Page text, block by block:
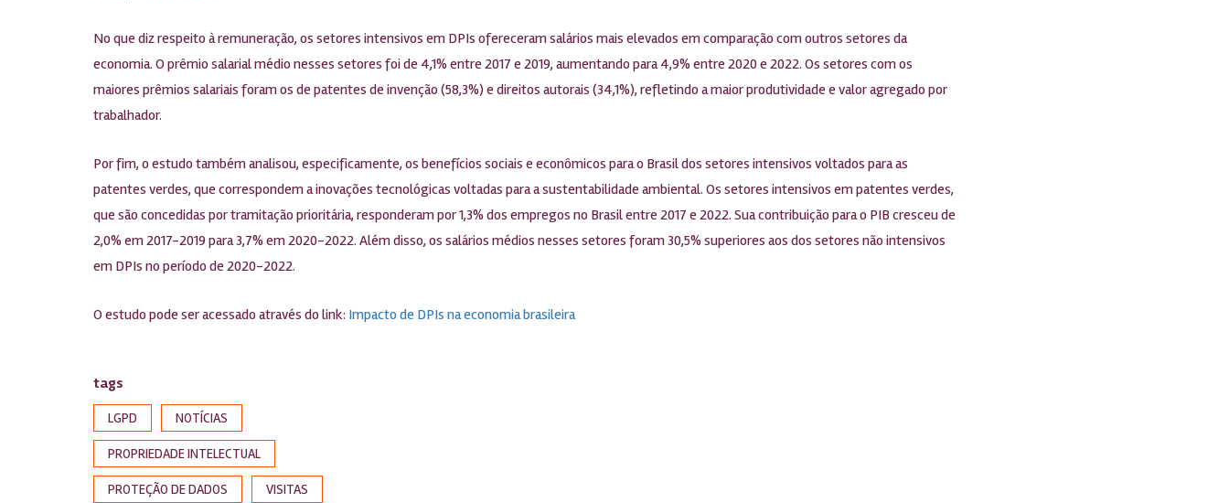
No que diz respeito à remuneração, os setores intensivos em DPIs ofereceram salários mais elevados em comparação com outros setores da
economia. O prêmio salarial médio nesses setores foi de 4,1% entre 2017 e 2019, aumentando para 4,9% entre 2020 e 2022. Os setores com os
maiores prêmios salariais foram os de patentes de invenção (58,3%) e direitos autorais (34,1%), refletindo a maior produtividade e valor agregado por
trabalhador.
Por fim, o estudo também analisou, especificamente, os benefícios sociais e econômicos para o Brasil dos setores intensivos voltados para as
patentes verdes, que correspondem a inovações tecnológicas voltadas para a sustentabilidade ambiental. Os setores intensivos em patentes verdes,
que são concedidas por tramitação prioritária, responderam por 1,3% dos empregos no Brasil entre 2017 e 2022. Sua contribuição para o PIB cresceu de
2,0% em 2017-2019 para 3,7% em 2020-2022. Além disso, os salários médios nesses setores foram 30,5% superiores aos dos setores não intensivos
em DPIs no período de 2020-2022.
O estudo pode ser acessado através do link: Impacto de DPIs na economia brasileira
tags
LGPD NOTÍCIAS
PROPRIEDADE INTELECTUAL
PROTEÇÃO DE DADOS VISITAS